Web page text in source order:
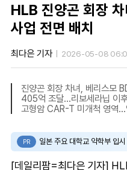
HLB 진양곤 회장
사업 전면 배치
최다은 기자 2026-05-08
진양곤 회장 차녀, 베리스모
405억 조달…리보세라닙 이
고형암 CAR-T 미개척 영역…
PR 일본 주요 대학교 약학부 입
[데일리팜=최다은 기자]